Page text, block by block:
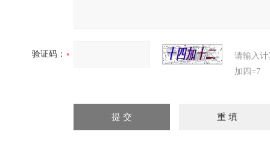
验证码：
请输入
加四=7